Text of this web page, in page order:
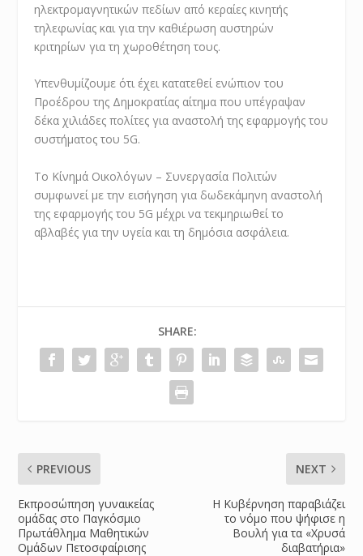
ηλεκτρομαγνητικών πεδίων από κεραίες κινητής
τηλεφωνίας και για την καθιέρωση αυστηρών
κριτηρίων για τη χωροθέτηση τους.
Υπενθυμίζουμε ότι έχει κατατεθεί ενώπιον του
Προέδρου της Δημοκρατίας αίτημα που υπέγραψαν
δέκα χιλιάδες πολίτες για αναστολή της εφαρμογής του
συστήματος του 5G.
Το Κίνημά Οικολόγων – Συνεργασία Πολιτών
συμφωνεί με την εισήγηση για δωδεκάμηνη αναστολή
της εφαρμογής του 5G μέχρι να τεκμηριωθεί το
αβλαβές για την υγεία και τη δημόσια ασφάλεια.
SHARE:
PREVIOUS
Εκπροσώπηση γυναικείας
ομάδας στο Παγκόσμιο
Πρωτάθλημα Μαθητικών
Ομάδων Πετοσφαίρισης
NEXT
Η Κυβέρνηση παραβιάζει
το νόμο που ψήφισε η
Βουλή για τα «Χρυσά
διαβατήρια»